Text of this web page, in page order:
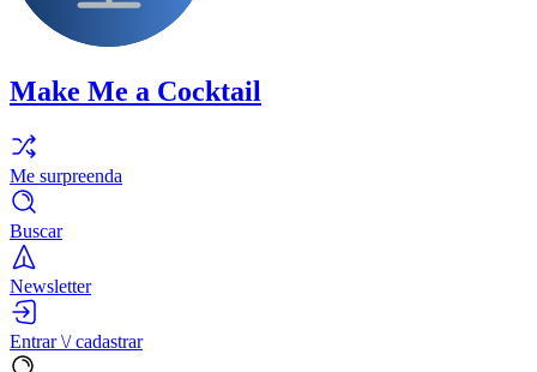
Make Me a Cocktail
Me surpreenda
Buscar
Newsletter
Entrar \/ cadastrar